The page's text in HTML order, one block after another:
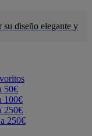
diseño elegante y
50€
100€
250€
250€